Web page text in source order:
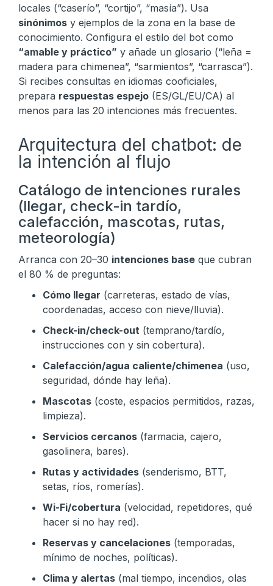
locales (“caserío”, “cortijo”, “masía”). Usa
sinónimos y ejemplos de la zona en la base de
conocimiento. Configura el estilo del bot como
“amable y práctico” y añade un glosario (“leña =
madera para chimenea”, “sarmientos”, “carrasca”).
Si recibes consultas en idiomas cooficiales,
prepara respuestas espejo (ES/GL/EU/CA) al
menos para las 20 intenciones más frecuentes.
Arquitectura del chatbot: de
la intención al flujo
Catálogo de intenciones rurales
(llegar, check-in tardío,
calefacción, mascotas, rutas,
meteorología)
Arranca con 20–30 intenciones base que cubran
el 80 % de preguntas:
Cómo llegar (carreteras, estado de vías,
coordenadas, acceso con nieve/lluvia).
Check-in/check-out (temprano/tardío,
instrucciones con y sin cobertura).
Calefacción/agua caliente/chimenea (uso,
seguridad, dónde hay leña).
Mascotas (coste, espacios permitidos, razas,
limpieza).
Servicios cercanos (farmacia, cajero,
gasolinera, bares).
Rutas y actividades (senderismo, BTT,
setas, ríos, romerías).
Wi-Fi/cobertura (velocidad, repetidores, qué
hacer si no hay red).
Reservas y cancelaciones (temporadas,
mínimo de noches, políticas).
Clima y alertas (mal tiempo, incendios, olas